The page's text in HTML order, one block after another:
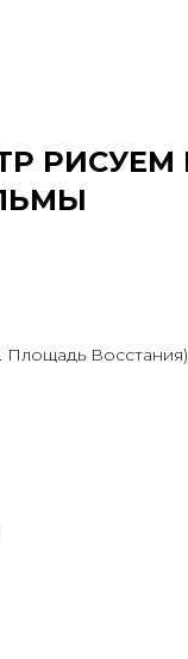
Площадь Восстания)